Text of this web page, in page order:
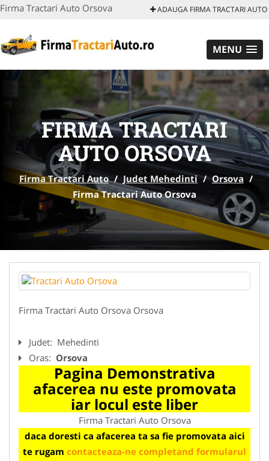
Firma Tractari Auto Orsova ADAUGA FIRMA TRACTARI AUTO
MENU
FIRMA TRACTARI
AUTO ORSOVA
Firma Tractari Auto / Judet Mehedinti / Orsova /
Firma Tractari Auto Orsova
Firma Tractari Auto Orsova Orsova
Judet: Mehedinti
Oras: Orsova
Pagina Demonstrativa
afacerea nu este promovata
iar locul este liber
Firma Tractari Auto Orsova
daca doresti ca afacerea ta sa fie promovata aici
te rugam contacteaza-ne completand formularul